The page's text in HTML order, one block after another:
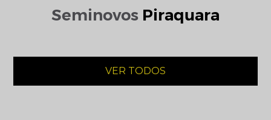
Seminovos Piraquara
VER TODOS